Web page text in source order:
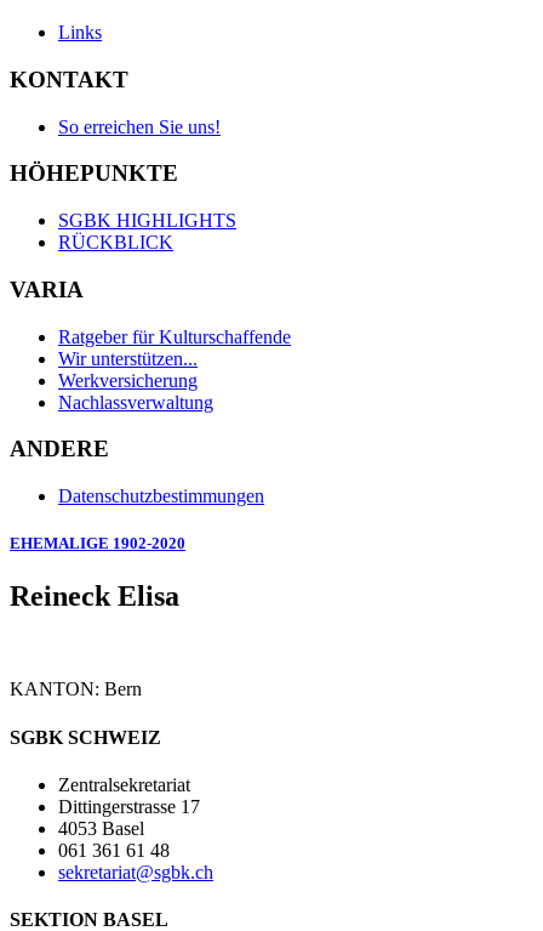
Links
KONTAKT
So erreichen Sie uns!
HÖHEPUNKTE
SGBK HIGHLIGHTS
RÜCKBLICK
VARIA
Ratgeber für Kulturschaffende
Wir unterstützen...
Werkversicherung
Nachlassverwaltung
ANDERE
Datenschutzbestimmungen
EHEMALIGE 1902-2020
Reineck Elisa
KANTON: Bern
SGBK SCHWEIZ
Zentralsekretariat
Dittingerstrasse 17
4053 Basel
061 361 61 48
sekretariat@sgbk.ch
SEKTION BASEL